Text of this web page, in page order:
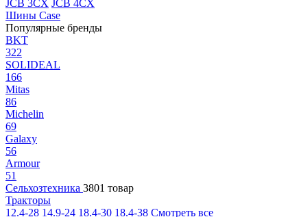
JCB 3CX JCB 4CX
Шины Case
Популярные бренды
BKT
322
SOLIDEAL
166
Mitas
86
Michelin
69
Galaxy
56
Armour
51
Сельхозтехника 3801 товар
Тракторы
12.4-28 14.9-24 18.4-30 18.4-38 Смотреть все